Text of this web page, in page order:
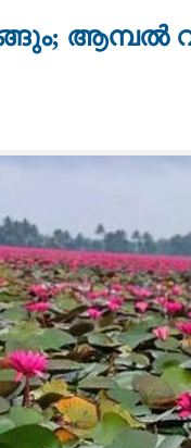
ആമ്പൽ